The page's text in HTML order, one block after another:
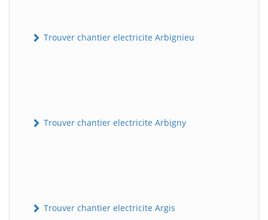
Trouver chantier electricite Arbignieu
Trouver chantier electricite Arbigny
Trouver chantier electricite Argis